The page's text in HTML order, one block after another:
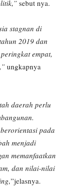
sebut nya.
stagnan di
2019 dan
empat,
ungkapnya
daerah perlu
pada
menjadi
memanfaatkan
dan nilai-nilai
”jelasnya.